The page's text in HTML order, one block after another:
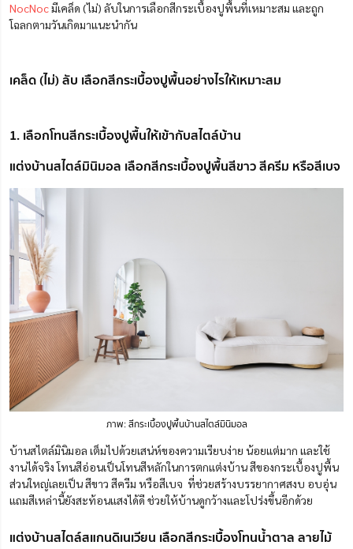
NocNocมีเคล็ด (ไม่) ลับในการเลือกสีกระเบื้องปูพื้นที่เหมาะสม และถูก
โฉลกตามวันเกิดมาแนะนำกัน
เคล็ด (ไม่) ลับ เลือกสีกระเบื้องปูพื้นอย่างไรให้เหมาะสม
1. เลือกโทนสีกระเบื้องปูพื้นให้เข้ากับสไตล์บ้าน
แต่งบ้านสไตล์มินิมอล เลือกสีกระเบื้องปูพื้นสีขาว สีครีม หรือสีเบจ
ภาพ: สีกระเบื้องปูพื้นบ้านสไตล์มินิมอล
บ้านสไตล์มินิมอล เต็มไปด้วยเสน่ห์ของความเรียบง่าย น้อยแต่มาก และใช้
งานได้จริง โทนสีอ่อนเป็นโทนสีหลักในการตกแต่งบ้าน สีของกระเบื้องปูพื้น
ส่วนใหญ่เลยเป็น สีขาว สีครีม หรือสีเบจ ที่ช่วยสร้างบรรยากาศสงบ อบอุ่น
แถมสีเหล่านี้ยังสะท้อนแสงได้ดี ช่วยให้บ้านดูกว้างและโปร่งขึ้นอีกด้วย
แต่งบ้านสไตล์สแกนดิเนเวียน เลือกสีกระเบื้องโทนน้ำตาล ลายไม้